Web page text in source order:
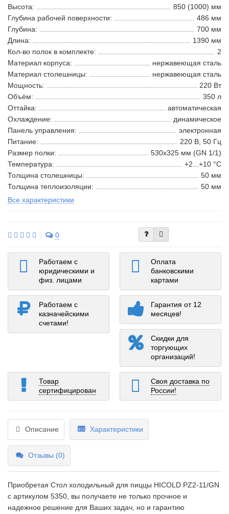
Высота:
850 (1000) мм
Глубина рабочей поверхности:
486 мм
Глубина:
700 мм
Длина:
1390 мм
Кол-во полок в комплекте:
2
Материал корпуса:
нержавеющая сталь
Материал столешницы:
нержавеющая сталь
Мощность:
220 Вт
Объём:
350 л
Оттайка:
автоматическая
Охлаждение:
динамическое
Панель управления:
электронная
Питание:
220 В, 50 Гц
Размер полки:
530х325 мм (GN 1/1)
Температура:
+2...+10 °С
Толщина столешницы:
50 мм
Толщина теплоизоляции:
50 мм
Все характеристики
0
Работаем с
юридическими и
физ. лицами
Оплата
банковскими
картами
Работаем с
казначейскими
счетами!
Гарантия от 12
месяцев!
Скидки для
торгующих
организаций!
Товар
сертифицирован
Своя доставка по
России!
Описание Характеристики
Отзывы (0)
Приобретая Стол холодильный для пиццы HICOLD PZ2-11/GN
c артикулом 5350, вы получаете не только прочное и
надежное решение для Ваших задач, но и гарантию